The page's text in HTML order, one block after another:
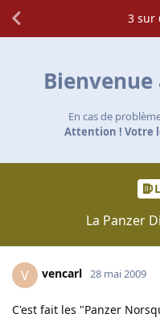
Bienvenue
En cas de
Attention ! Votre
La Panzer
3 sur
V vencarl 28 mai 2009
C'est fait les "Panzer